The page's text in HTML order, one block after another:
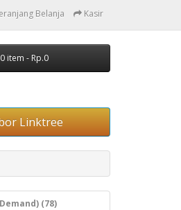
Belanja Kasir
0 item - Rp.0
Linktree
(78)